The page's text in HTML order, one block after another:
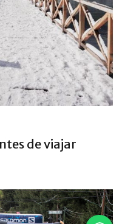
de viajar